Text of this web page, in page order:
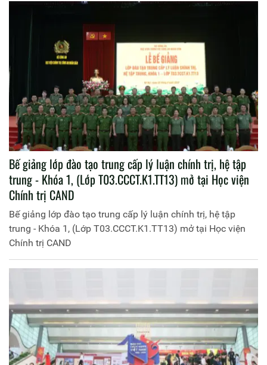
Bế giảng lớp đào tạo trung cấp lý luận chính trị, hệ tập
trung - Khóa 1, (Lớp T03.CCCT.K1.TT13) mở tại Học viện
Chính trị CAND
Bế giảng lớp đào tạo trung cấp lý luận chính trị, hệ tập
trung - Khóa 1, (Lớp T03.CCCT.K1.TT13) mở tại Học viện
Chính trị CAND